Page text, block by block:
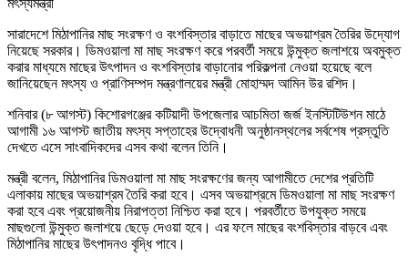
সারাদেশে মিঠাপানির মাছ সংরক্ষণ ও বংশবিস্তার বাড়াতে মাছের অভয়াশ্রম তৈরির উদ্যোগ
নিয়েছে সরকার। ডিমওয়ালা মা মাছ সংরক্ষণ করে পরবর্তী সময়ে উন্মুক্ত জলাশয়ে অবমুক্ত
করার মাধ্যমে মাছের উৎপাদন ও বংশবিস্তার বাড়ানোর পরিকল্পনা নেওয়া হয়েছে বলে
জানিয়েছেন মৎস্য ও প্রাণিসম্পদ মন্ত্রণালয়ের মন্ত্রী মোহাম্মদ আমিন উর রশিদ।
শনিবার (৮ আগস্ট) কিশোরগঞ্জের কটিয়াদী উপজেলার আচমিতা জর্জ ইনস্টিটিউশন মাঠে
আগামী ১৬ আগস্ট জাতীয় মৎস্য সপ্তাহের উদ্বোধনী অনুষ্ঠানস্থলের সর্বশেষ প্রস্তুতি
দেখতে এসে সাংবাদিকদের এসব কথা বলেন তিনি।
মন্ত্রী বলেন, মিঠাপানির ডিমওয়ালা মা মাছ সংরক্ষণের জন্য আগামীতে দেশের প্রতিটি
এলাকায় মাছের অভয়াশ্রম তৈরি করা হবে। এসব অভয়াশ্রমে ডিমওয়ালা মা মাছ সংরক্ষণ
করা হবে এবং প্রয়োজনীয় নিরাপত্তা নিশ্চিত করা হবে। পরবর্তীতে উপযুক্ত সময়ে
মাছগুলো উন্মুক্ত জলাশয়ে ছেড়ে দেওয়া হবে। এর ফলে মাছের বংশবিস্তার বাড়বে এবং
মিঠাপানির মাছের উৎপাদনও বৃদ্ধি পাবে।